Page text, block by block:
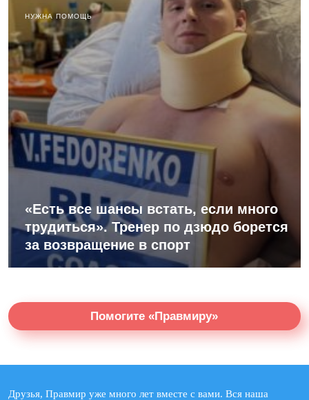
НУЖНА ПОМОЩЬ
«Есть все шансы встать, если много
трудиться». Тренер по дзюдо борется
за возвращение в спорт
Помогите «Правмиру»
Друзья, Правмир уже много лет вместе с вами. Вся наша